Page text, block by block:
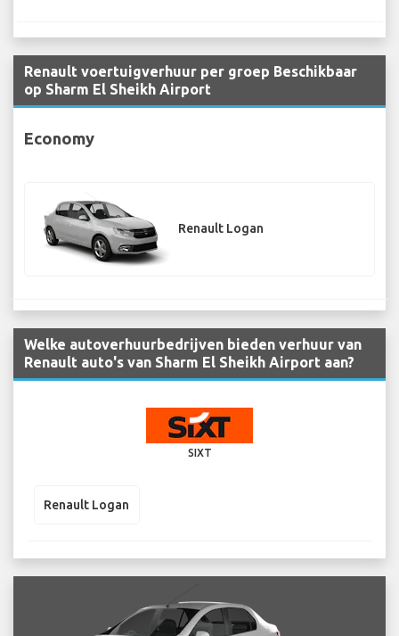
Renault voertuigverhuur per groep Beschikbaar
op Sharm El Sheikh Airport
Economy
Renault Logan
Welke autoverhuurbedrijven bieden verhuur van
Renault auto's van Sharm El Sheikh Airport aan?
SIXT
Renault Logan